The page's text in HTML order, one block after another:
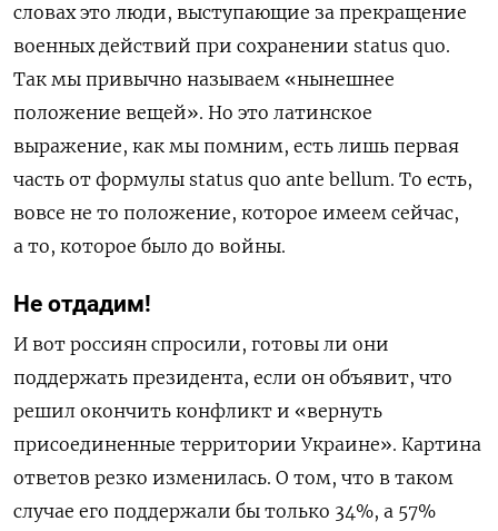
словах это люди, выступающие за прекращение
военных действий при сохранении status quo.
Так мы привычно называем «нынешнее
положение вещей». Но это латинское
выражение, как мы помним, есть лишь первая
часть от формулы status quo ante bellum. То есть,
вовсе не то положение, которое имеем сейчас,
а то, которое было до войны.
Не отдадим!
И вот россиян спросили, готовы ли они
поддержать президента, если он объявит, что
решил окончить конфликт и «вернуть
присоединенные территории Украине». Картина
ответов резко изменилась. О том, что в таком
случае его поддержали бы только 34%, а 57%